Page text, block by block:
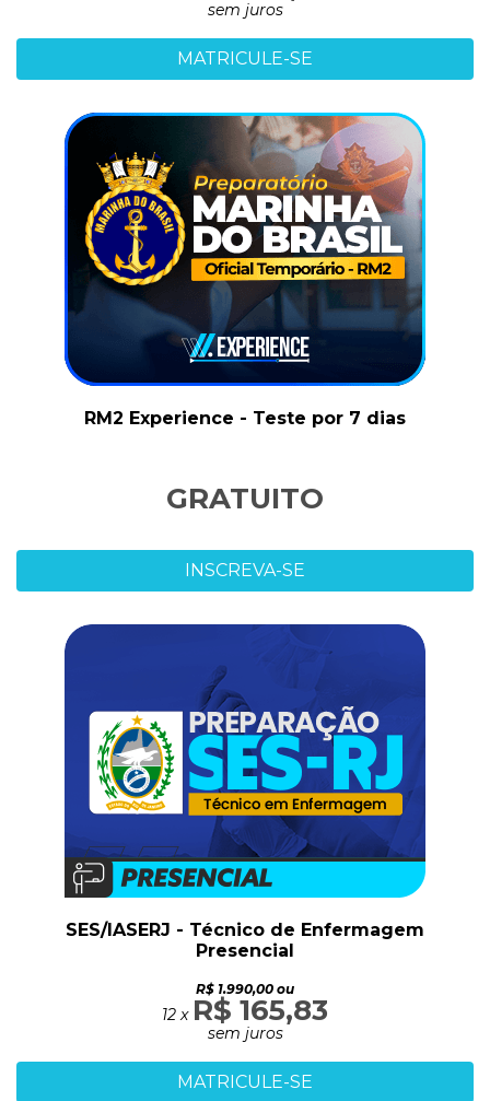
sem juros
MATRICULE-SE
RM2 Experience - Teste por 7 dias
GRATUITO
INSCREVA-SE
SES/IASERJ - Técnico de Enfermagem
Presencial
R$ 1.990,00 ou
12 x R$ 165,83
sem juros
MATRICULE-SE